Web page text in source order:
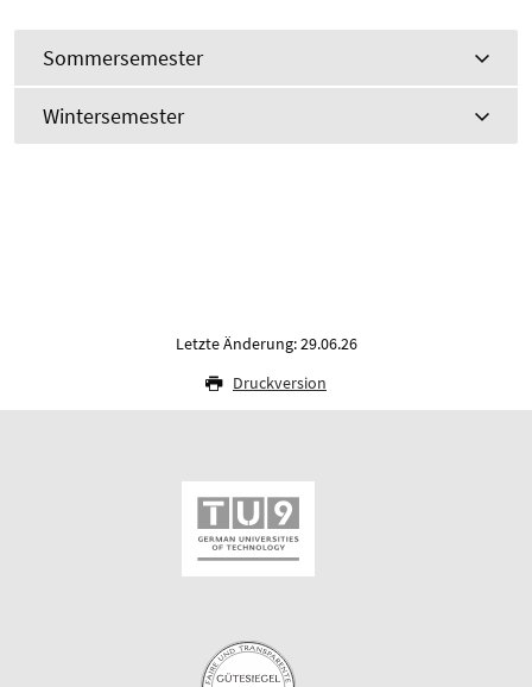
Sommersemester
Wintersemester
Letzte Änderung: 29.06.26
Druckversion